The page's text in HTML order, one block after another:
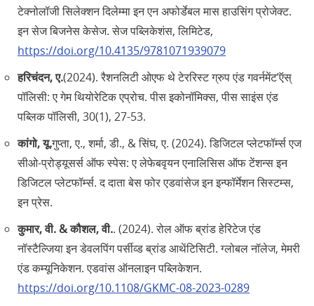
टेक्नोलॉजी सिलेक्शन दिलेम्मा इन एन अफोर्डेबल मास हाउसिंग प्रोजेक्ट.
इन सेज बिजनेस केसेज. सेज पब्लिकेशंस, लिमिटेड,
https://doi.org/10.4135/9781071939079
हरिचंदन, ए.(2024). रैशनलिटी ओएफ थे टेररिस्ट ग्रुप एंड गवर्नमेंट’ऍस्‌
पॉलिसी: ए गेम थियोरेटिक एप्रोच. पीस इकोनॉमिक्स, पीस साइंस एंड
पब्लिक पॉलिसी, 30(1), 27-53.
कांगो, यू.गुप्ता, ए., शर्मा, डी., & सिंघ, ए. (2024). डिजिटल प्लेटफॉर्म्स एज
सीओ-प्रोड्यूसर्स ऑफ स्पेस: ए लेफेबवृयन एनालिसिस ऑफ टेंशन्स इन
डिजिटल प्लेटफॉर्म्स. द दाता बेस फोर एडवांसेज इन इन्फॉर्मेशन सिस्टम्स,
इन प्रेस.
कुमार, वी. & कौशल, वी.. (2024). रोल ऑफ ब्रांड हेरिटेज एंड
नॉस्टैल्जिया इन डेवलपिंग पर्सीव्ड ब्रांड आथेंटिसिटी. ग्लोबल नॉलेज, मेमरी
एंड कम्यूनिकेशन. एडवांस ऑनलाइन पब्लिकेशन.
https://doi.org/10.1108/GKMC-08-2023-0289